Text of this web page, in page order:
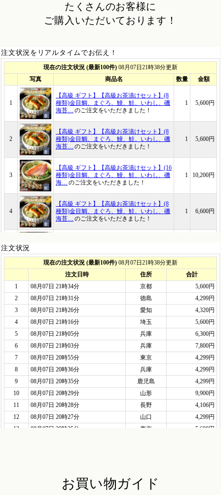
たくさんのお客様に
ご購入いただいております！
注文状況をリアルタイムでお伝え！
注文状況
お買い物ガイド